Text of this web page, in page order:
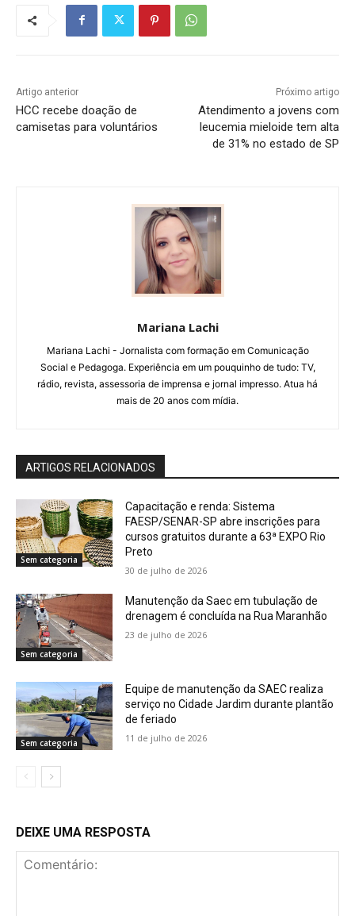
Artigo anterior
HCC recebe doação de
camisetas para voluntários
Próximo artigo
Atendimento a jovens com
leucemia mieloide tem alta
de 31% no estado de SP
Mariana Lachi
Mariana Lachi - Jornalista com formação em Comunicação
Social e Pedagoga. Experiência em um pouquinho de tudo: TV,
rádio, revista, assessoria de imprensa e jornal impresso. Atua há
mais de 20 anos com mídia.
ARTIGOS RELACIONADOS
Sem categoria
Capacitação e renda: Sistema
FAESP/SENAR-SP abre inscrições para
cursos gratuitos durante a 63ª EXPO Rio
Preto
30 de julho de 2026
Sem categoria
Manutenção da Saec em tubulação de
drenagem é concluída na Rua Maranhão
23 de julho de 2026
Sem categoria
Equipe de manutenção da SAEC realiza
serviço no Cidade Jardim durante plantão
de feriado
11 de julho de 2026
DEIXE UMA RESPOSTA